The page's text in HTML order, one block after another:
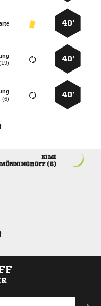
40’
40’
40’
(6)

 